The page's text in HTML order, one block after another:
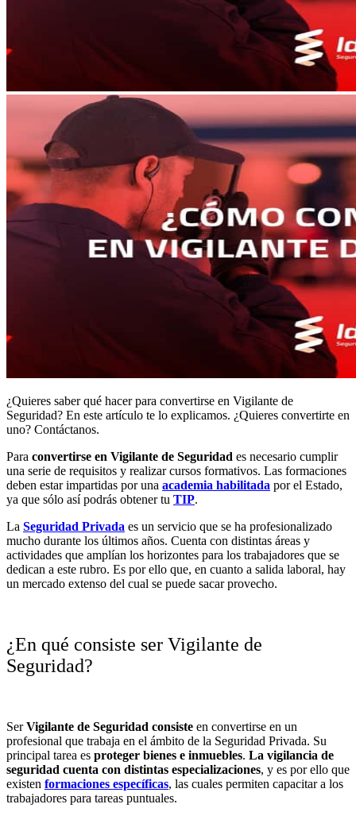
¿Quieres saber qué hacer para convertirse en Vigilante de
Seguridad? En este artículo te lo explicamos. ¿Quieres convertirte en
uno? Contáctanos.
Para convertirse en Vigilante de Seguridad es necesario cumplir
una serie de requisitos y realizar cursos formativos. Las formaciones
deben estar impartidas por una academia habilitada por el Estado,
ya que sólo así podrás obtener tu TIP.
La Seguridad Privada es un servicio que se ha profesionalizado
mucho durante los últimos años. Cuenta con distintas áreas y
actividades que amplían los horizontes para los trabajadores que se
dedican a este rubro. Es por ello que, en cuanto a salida laboral, hay
un mercado extenso del cual se puede sacar provecho.
¿En qué consiste ser Vigilante de
Seguridad?
SerVigilante de Seguridad consiste en convertirse en un
profesional que trabaja en el ámbito de la Seguridad Privada. Su
principal tarea es proteger bienes e inmuebles. La vigilancia de
seguridad cuenta con distintas especializaciones, y es por ello que
existen formaciones específicas, las cuales permiten capacitar a los
trabajadores para tareas puntuales.